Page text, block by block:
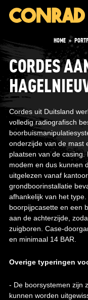
HOME »
CORDES
Cordes uit Duitsland
volledig radiografisch
onderzijde van de mast
plaatsen van de
modem en dus kunnen
uitgelezen vanaf
grondboorinstallatie
afhankelijk van het
boorpijpcasette en een
aan de achterzijde,
zuigboren. Case-
en minimaal 14 BAR.
Overige typeringen
- De boorsystemen zijn
kunnen worden